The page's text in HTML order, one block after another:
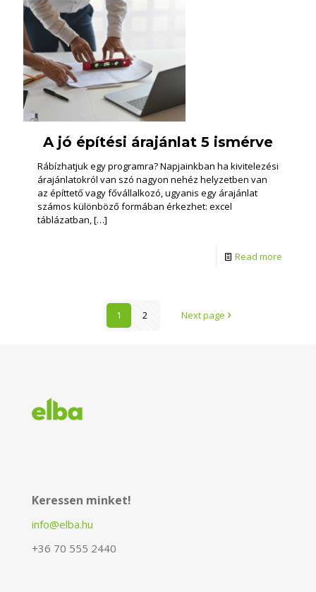
A jó építési árajánlat 5 ismérve
Rábízhatjuk egy programra? Napjainkban ha kivitelezési
árajánlatokról van szó nagyon nehéz helyzetben van
az építtető vagy fővállalkozó, ugyanis egy árajánlat
számos különböző formában érkezhet: excel
táblázatban,[…]
Read more
1 2 Next page
Keressen minket!
info@elba.hu
+36 70 555 2440